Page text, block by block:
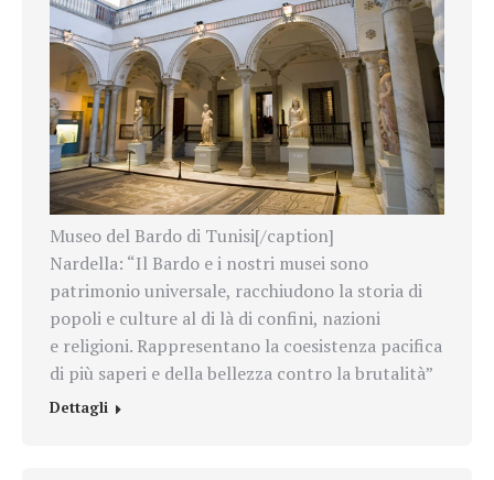
Museo del Bardo di Tunisi[/caption]
Nardella: “Il Bardo e i nostri musei sono
patrimonio universale, racchiudono la storia di
popoli e culture al di là di confini, nazioni
e religioni. Rappresentano la coesistenza pacifica
di più saperi e della bellezza contro la brutalità”
Dettagli